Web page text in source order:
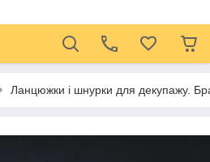
Ланцюжки і шнурки для декупажу.